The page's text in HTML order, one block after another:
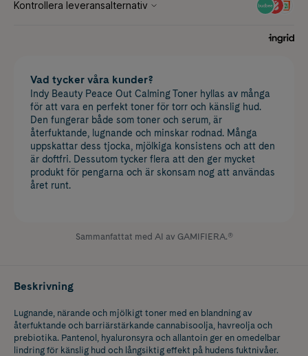
Vad tycker våra kunder?
Indy Beauty Peace Out Calming Toner hyllas av många
för att vara en perfekt toner för torr och känslig hud.
Den fungerar både som toner och serum, är
återfuktande, lugnande och minskar rodnad. Många
uppskattar dess tjocka, mjölkiga konsistens och att den
är doftfri. Dessutom tycker flera att den ger mycket
produkt för pengarna och är skonsam nog att användas
året runt.
Sammanfattat med AI av GAMIFIERA.®
Beskrivning
Lugnande, närande och mjölkigt toner med en blandning av
återfuktande och barriärstärkande cannabisoolja, havreolja och
prebiotika. Pantenol, hyaluronsyra och allantoin ger en omedelbar
lindring för känslig hud och långsiktig effekt på hudens fuktnivåer.